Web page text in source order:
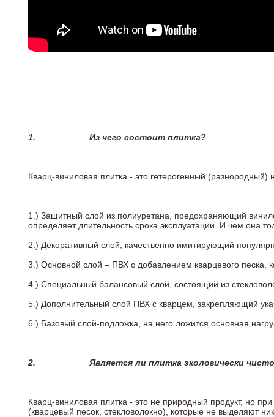
1. Из чего состоит плитка?
Кварц-виниловая плитка - это гетерогенный
1.) Защитный слой из полиуретана, предохраняющий
определяет длительность срока эксплуатации. И чем она
2.) Декоративный слой, качественно имитирующий
3.) Основной слой – ПВХ с добавлением кварцевого песка,
4.) Специальный балансовый слой, состоящий из
5.) Дополнительный слой ПВХ с кварцем, закрепляющий
6.) Базовый слой-подложка, на него ложится основная
2. Является ли плитка экологически
Кварц-виниловая плитка - это не природный продукт, но
(кварцевый песок, стекловолокно), которые не выделяют